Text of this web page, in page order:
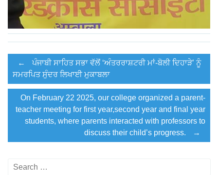
Post
navigation
←
ਪੰਜਾਬੀ ਸਾਹਿਤ ਸਭਾ ਵੱਲੋਂ ‘ਅੰਤਰਰਾਸ਼ਟਰੀ ਮਾਂ-ਬੋਲੀ ਦਿਹਾੜੇ’ ਨੂੰ
ਸਮਰਪਿਤ ਸੁੰਦਰ ਲਿਖਾਈ ਮੁਕਾਬਲਾ
On February 22 2025, our college organized a parent-
teacher meeting for first year,second year and final year
students, where parents interacted with professors to
discuss their child’s progress.
→
Search